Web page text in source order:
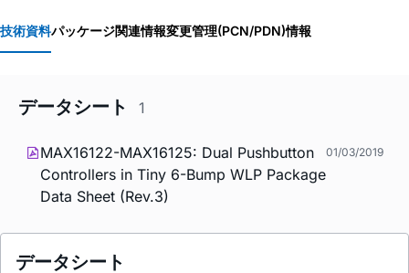
技術資料パッケージ関連情報変更管理(PCN/PDN)情報
データシート 1
MAX16122-MAX16125: Dual Pushbutton
Controllers in Tiny 6-Bump WLP Package
Data Sheet (Rev.3)
01/03/2019
データシート